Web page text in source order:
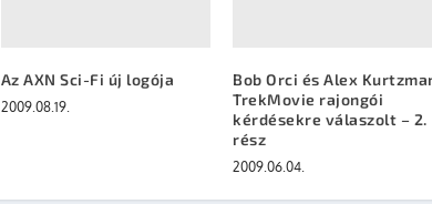
Az AXN Sci-Fi új logója
2009.08.19.
Bob Orci és Alex
TrekMovie rajongói
kérdésekre válaszolt – 2.
rész
2009.06.04.